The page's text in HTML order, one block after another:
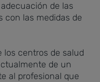
de las
con las medidas de
los centros de salud
de un
al profesional que